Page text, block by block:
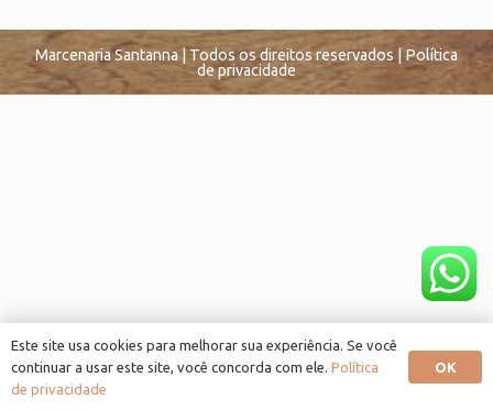
Marcenaria Santanna | Todos os direitos reservados | Política
de privacidade
Este site usa cookies para melhorar sua experiência. Se você
continuar a usar este site, você concorda com ele. Política
de privacidade
OK